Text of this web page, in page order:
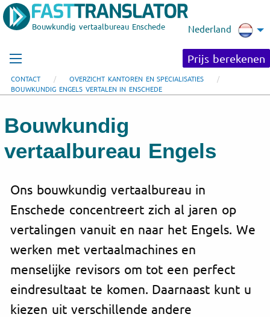
Bouwkundig vertaalbureau Enschede Nederland
Prijs berekenen
CONTACT
OVERZICHT KANTOREN EN SPECIALISATIES
BOUWKUNDIG ENGELS VERTALEN IN ENSCHEDE
Bouwkundig
vertaalbureau Engels
Ons bouwkundig vertaalbureau in
Enschede concentreert zich al jaren op
vertalingen vanuit en naar het Engels. We
werken met vertaalmachines en
menselijke revisors om tot een perfect
eindresultaat te komen. Daarnaast kunt u
kiezen uit verschillende andere